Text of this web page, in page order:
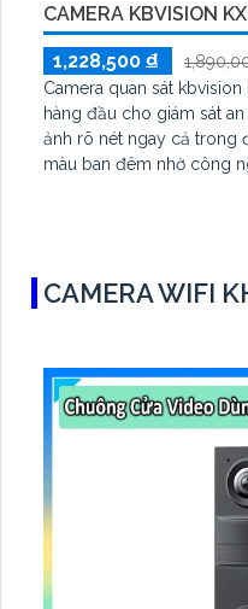
CAMERA KBVISION
1,228,500 ₫
Camera quan sát kbvision
hàng đầu cho giám sát
ảnh rõ nét ngay cả trong
màu ban đêm nhờ công
Ngược Sáng DWDR, và
CAMERA WIFI